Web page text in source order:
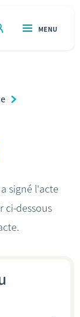
OUVERT
MENU
signé l'acte
ci-dessous